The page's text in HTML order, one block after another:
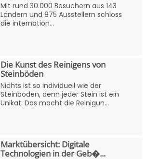
Mit rund 30.000 Besuchern aus 143
Ländern und 875 Ausstellern schloss
die internation...
Die Kunst des Reinigens von
Steinböden
Nichts ist so individuell wie der
Steinboden, denn jeder Stein ist ein
Unikat. Das macht die Reinigun...
Marktübersicht: Digitale
Technologien in der Geb�...